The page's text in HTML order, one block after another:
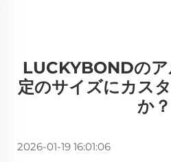
LUCKYBONDの
定のサイズにカス
か？
2026-01-19 16:01:06